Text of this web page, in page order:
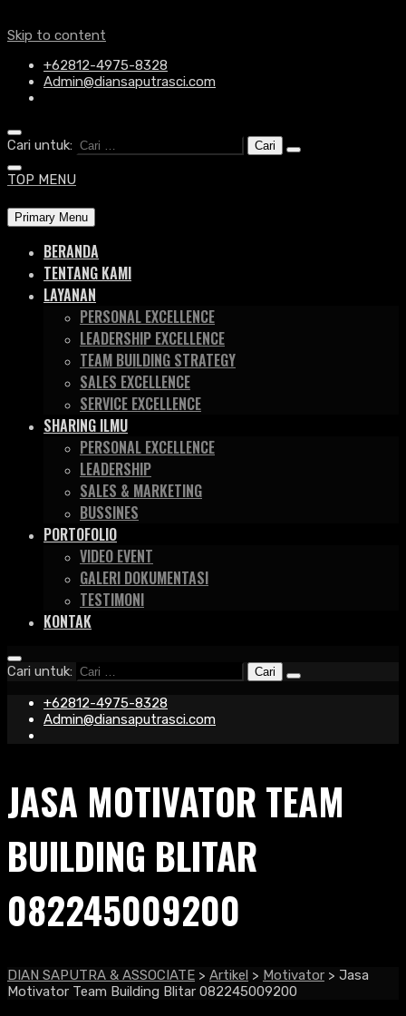
Skip to content
+62812-4975-8328
Admin@diansaputrasci.com
Cari untuk:
TOP MENU
Primary Menu
BERANDA
TENTANG KAMI
LAYANAN
PERSONAL EXCELLENCE
LEADERSHIP EXCELLENCE
TEAM BUILDING STRATEGY
SALES EXCELLENCE
SERVICE EXCELLENCE
SHARING ILMU
PERSONAL EXCELLENCE
LEADERSHIP
SALES & MARKETING
BUSSINES
PORTOFOLIO
VIDEO EVENT
GALERI DOKUMENTASI
TESTIMONI
KONTAK
Cari untuk:
+62812-4975-8328
Admin@diansaputrasci.com
JASA MOTIVATOR TEAM
BUILDING BLITAR
082245009200
DIAN SAPUTRA & ASSOCIATE > Artikel > Motivator > Jasa
Motivator Team Building Blitar 082245009200